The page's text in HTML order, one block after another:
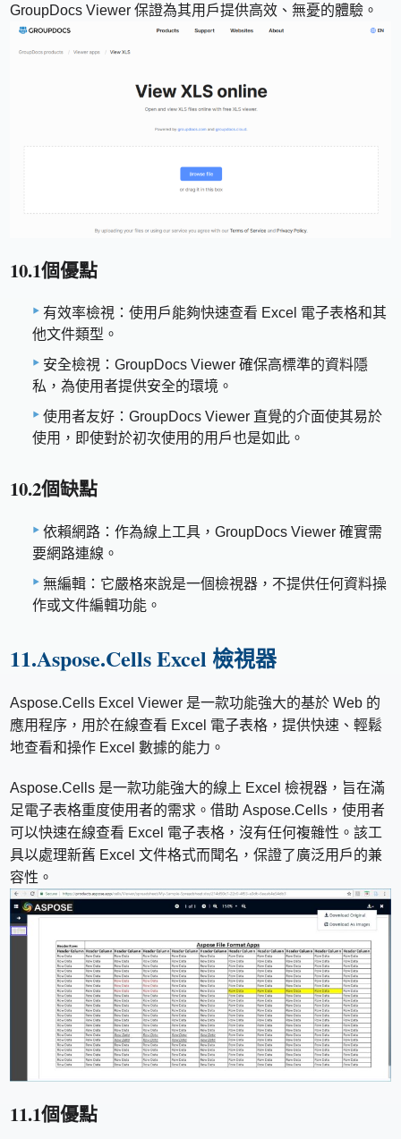
GroupDocs Viewer 保證為其用戶提供高效、無憂的體驗。
10.1個優點
有效率檢視：使用戶能夠快速查看 Excel 電子表格和其
他文件類型。
安全檢視：GroupDocs Viewer 確保高標準的資料隱
私，為使用者提供安全的環境。
使用者友好：GroupDocs Viewer 直覺的介面使其易於
使用，即使對於初次使用的用戶也是如此。
10.2個缺點
依賴網路：作為線上工具，GroupDocs Viewer 確實需
要網路連線。
無編輯：它嚴格來說是一個檢視器，不提供任何資料操
作或文件編輯功能。
11.Aspose.Cells Excel 檢視器
Aspose.Cells Excel Viewer 是一款功能強大的基於 Web 的
應用程序，用於在線查看 Excel 電子表格，提供快速、輕鬆
地查看和操作 Excel 數據的能力。
Aspose.Cells 是一款功能強大的線上 Excel 檢視器，旨在滿
足電子表格重度使用者的需求。借助 Aspose.Cells，使用者
可以快速在線查看 Excel 電子表格，沒有任何複雜性。該工
具以處理新舊 Excel 文件格式而聞名，保證了廣泛用戶的兼
容性。
11.1個優點